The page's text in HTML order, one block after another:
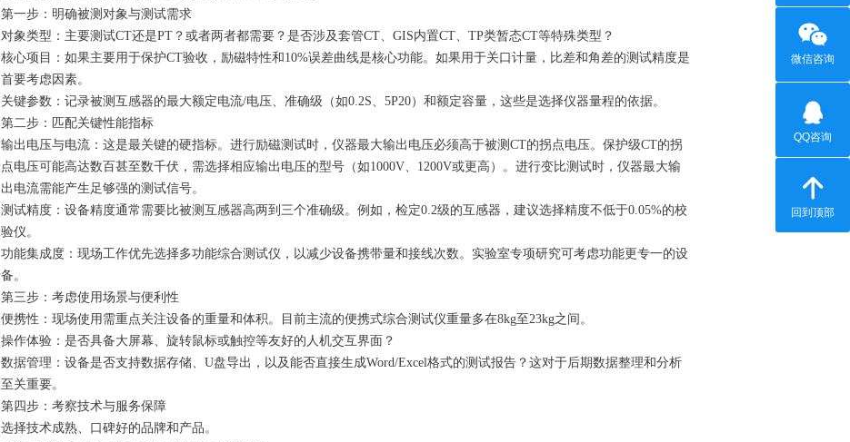
第一步：明确被测对象与测试需求
对象类型：主要测试CT还是PT？或者两者都需要？是否涉及套管CT、GIS内置CT、TP类暂态CT等特殊类型？
核心项目：如果主要用于保护CT验收，励磁特性和10%误差曲线是核心功能。如果用于关口计量，比差和角差的测试精度是
首要考虑因素。
关键参数：记录被测互感器的最大额定电流/电压、准确级（如0.2S、5P20）和额定容量，这些是选择仪器量程的依据。
第二步：匹配关键性能指标
输出电压与电流：这是最关键的硬指标。进行励磁测试时，仪器最大输出电压必须高于被测CT的拐点电压。保护级CT的拐
点电压可能高达数百甚至数千伏，需选择相应输出电压的型号（如1000V、1200V或更高）。进行变比测试时，仪器最大输
出电流需能产生足够强的测试信号。
测试精度：设备精度通常需要比被测互感器高两到三个准确级。例如，检定0.2级的互感器，建议选择精度不低于0.05%的校
验仪。
功能集成度：现场工作优先选择多功能综合测试仪，以减少设备携带量和接线次数。实验室专项研究可考虑功能更专一的设
备。
第三步：考虑使用场景与便利性
便携性：现场使用需重点关注设备的重量和体积。目前主流的便携式综合测试仪重量多在8kg至23kg之间。
操作体验：是否具备大屏幕、旋转鼠标或触控等友好的人机交互界面？
数据管理：设备是否支持数据存储、U盘导出，以及能否直接生成Word/Excel格式的测试报告？这对于后期数据整理和分析
至关重要。
第四步：考察技术与服务保障
选择技术成熟、口碑好的品牌和产品。
微信咨询
QQ咨询
回到顶部